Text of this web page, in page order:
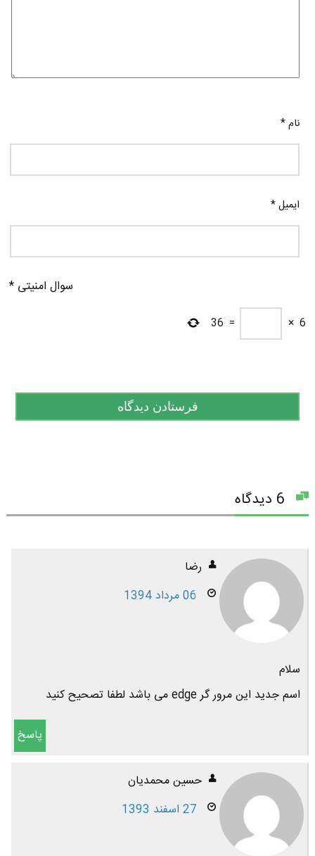
نام*
ایمیل*
سوال امنیتی *
6
×
=
36
رضا
06 مرداد 1394
سلام
اسم جدید این مرور گر edge می باشد لطفا تصحیح کنید
پاسخ
حسین محمدیان
27 اسفند 1393